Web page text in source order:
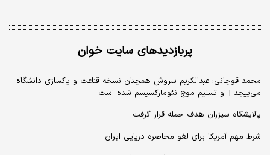
پربازدیدهای سایت خوان
محمد قوچانی: عبدالکریم سروش همچنان نسخه قناعت و پاکسازی دانشگاه
می‌پیچد | او تسلیم موج نئومارکسیسم شده است
پالایشگاه سیزران هدف حمله قرار گرفت
شرط مهم آمریکا برای لغو محاصره دریایی ایران